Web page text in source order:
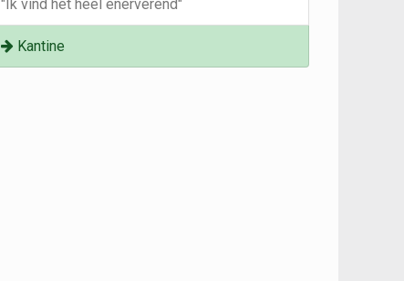
"Ik vind het heel enerverend"
Kantine